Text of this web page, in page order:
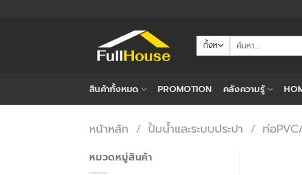
ค้นหา:
สินค้าทั้งหมด PROMOTION คลังความรู้
หน้าหลัก / ปั้มน้ำและระบบประปา / ท่อ
หมวดหมู่สินค้า